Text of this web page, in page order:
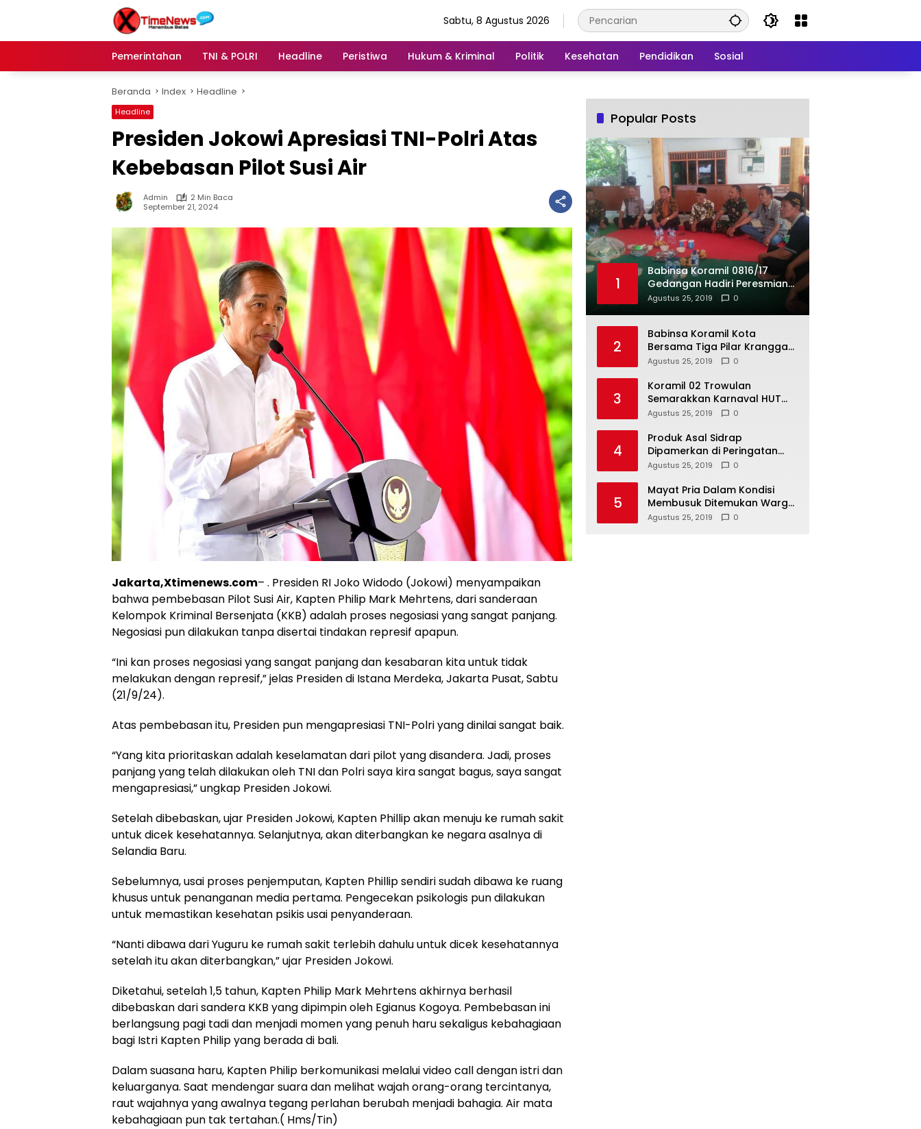
Sabtu, 8 Agustus 2026
Pemerintahan TNI & POLRI Headline Peristiwa Hukum & Kriminal Politik Kesehatan Pendidikan Sosial
Beranda Index Headline
Headline
Presiden Jokowi Apresiasi TNI-Polri Atas
Kebebasan Pilot Susi Air
Admin
2 Min Baca
September 21, 2024
Jakarta,Xtimenews.com– . Presiden RI Joko Widodo (Jokowi) menyampaikan
bahwa pembebasan Pilot Susi Air, Kapten Philip Mark Mehrtens, dari sanderaan
Kelompok Kriminal Bersenjata (KKB) adalah proses negosiasi yang sangat panjang.
Negosiasi pun dilakukan tanpa disertai tindakan represif apapun.
“Ini kan proses negosiasi yang sangat panjang dan kesabaran kita untuk tidak
melakukan dengan represif,” jelas Presiden di Istana Merdeka, Jakarta Pusat, Sabtu
(21/9/24).
Atas pembebasan itu, Presiden pun mengapresiasi TNI-Polri yang dinilai sangat baik.
“Yang kita prioritaskan adalah keselamatan dari pilot yang disandera. Jadi, proses
panjang yang telah dilakukan oleh TNI dan Polri saya kira sangat bagus, saya sangat
mengapresiasi,” ungkap Presiden Jokowi.
Setelah dibebaskan, ujar Presiden Jokowi, Kapten Phillip akan menuju ke rumah sakit
untuk dicek kesehatannya. Selanjutnya, akan diterbangkan ke negara asalnya di
Selandia Baru.
Sebelumnya, usai proses penjemputan, Kapten Phillip sendiri sudah dibawa ke ruang
khusus untuk penanganan media pertama. Pengecekan psikologis pun dilakukan
untuk memastikan kesehatan psikis usai penyanderaan.
“Nanti dibawa dari Yuguru ke rumah sakit terlebih dahulu untuk dicek kesehatannya
setelah itu akan diterbangkan,” ujar Presiden Jokowi.
Diketahui, setelah 1,5 tahun, Kapten Philip Mark Mehrtens akhirnya berhasil
dibebaskan dari sandera KKB yang dipimpin oleh Egianus Kogoya. Pembebasan ini
berlangsung pagi tadi dan menjadi momen yang penuh haru sekaligus kebahagiaan
bagi Istri Kapten Philip yang berada di bali.
Dalam suasana haru, Kapten Philip berkomunikasi melalui video call dengan istri dan
keluarganya. Saat mendengar suara dan melihat wajah orang-orang tercintanya,
raut wajahnya yang awalnya tegang perlahan berubah menjadi bahagia. Air mata
kebahagiaan pun tak tertahan.( Hms/Tin)
Popular Posts
1
Babinsa Koramil 0816/17
Gedangan Hadiri Peresmian
BUMDes Gedangan
Agustus 25, 2019 0
2
Babinsa Koramil Kota
Bersama Tiga Pilar Kranggan
Gelar Rakor
Agustus 25, 2019 0
3
Koramil 02 Trowulan
Semarakkan Karnaval HUT
Ke-74 Kemerdekaan RI
Agustus 25, 2019 0
4
Produk Asal Sidrap
Dipamerkan di Peringatan
Hari Koperasi Tingkat Provinsi
Agustus 25, 2019 0
5
Mayat Pria Dalam Kondisi
Membusuk Ditemukan Warga
di Area Persawahan Sidoarjo
Agustus 25, 2019 0